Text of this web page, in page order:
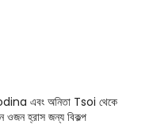
এবং অনিতা Tsoi থেকে
হ্রাস জন্য বিকল্প